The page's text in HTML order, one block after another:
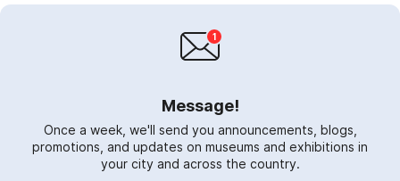
Message!
Once a week, we'll send you announcements, blogs,
promotions, and updates on museums and exhibitions in
your city and across the country.